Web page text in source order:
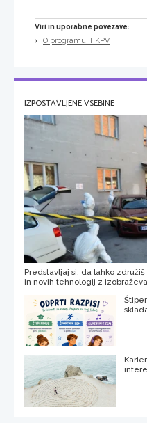
Viri in uporabne povezave:
O programu, FKPV
IZPOSTAVLJENE VSEBINE
Predstavljaj si, da lahko
in novih tehnologij z